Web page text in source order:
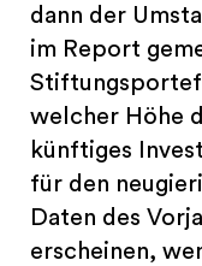
dann der
im Report
welcher Höhe
künftiges
für den
Daten des
erscheinen,